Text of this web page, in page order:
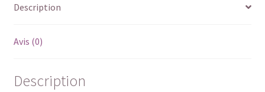
Description
Avis (0)
Description